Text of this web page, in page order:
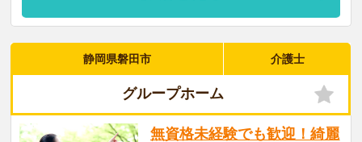
静岡県磐田市 介護士
グループホーム
無資格未経験でも歓迎！綺麗